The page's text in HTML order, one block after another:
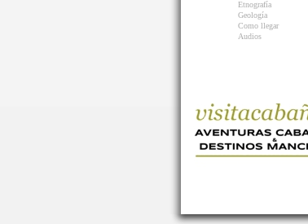
Etnografía
Geología
Como llegar
Audios